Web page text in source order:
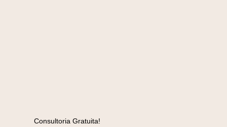
Consultoria Gratuita!